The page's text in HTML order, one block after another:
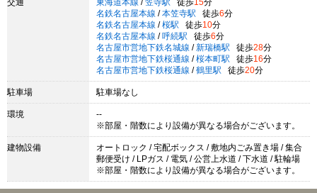
交通 東海道本線 / 笠寺駅 徒歩15分
名鉄名古屋本線 / 本笠寺駅 徒歩6分
名鉄名古屋本線 / 桜駅 徒歩10分
名鉄名古屋本線 / 呼続駅 徒歩6分
名古屋市営地下鉄名城線 / 新瑞橋駅 徒歩28分
名古屋市営地下鉄桜通線 / 桜本町駅 徒歩16分
名古屋市営地下鉄桜通線 / 鶴里駅 徒歩20分
駐車場 駐車場なし
環境
--
※部屋・階数により設備が異なる場合がございます。
建物設備
オートロック / 宅配ボックス / 敷地内ごみ置き場 / 集合
郵便受け / LPガス / 電気 / 公営上水道 / 下水道 / 駐輪場
※部屋・階数により設備が異なる場合がございます。